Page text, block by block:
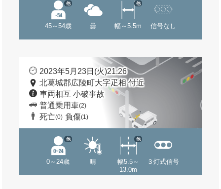
45～54歳
他
曇 幅～5.5m
他
信号なし
2023年5月23日(火)21:26
北葛城郡広陵町大字疋相 付近
車両相互 小破事故
普通乗用車(2)
死亡(0) 負傷(1)
0～24歳
他
晴
幅5.5～
13.0m
他
３灯式信号